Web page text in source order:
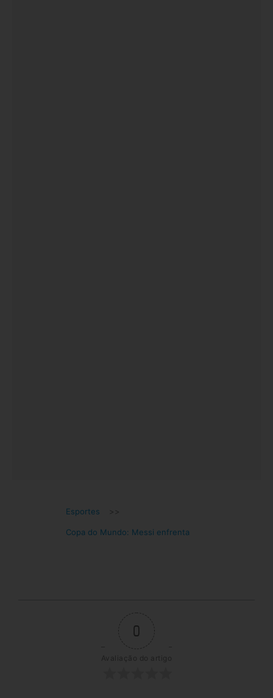
Esportes >>
Copa do Mundo: Messi enfrenta
0
Avaliação do artigo